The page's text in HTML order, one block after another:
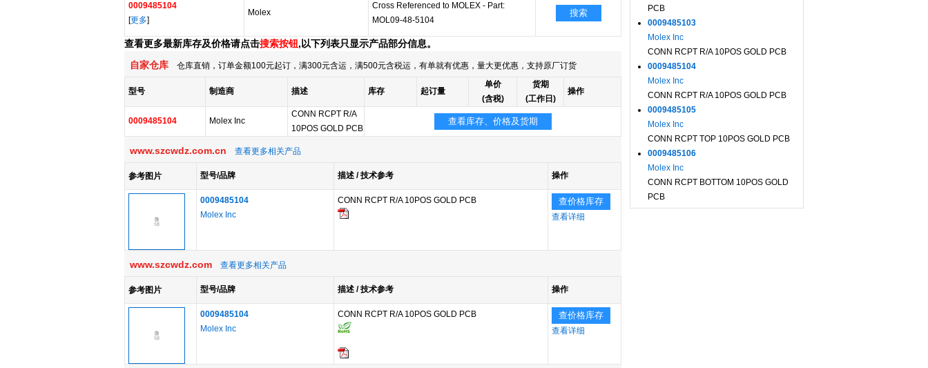
0009485104
[更多]
Molex
Cross Referenced to MOLEX - Part:
MOL09-48-5104
搜索
查看更多最新库存及价格请点击搜索按钮,以下列表只显示产品部分信息。
自家仓库 仓库直销，订单金额100元起订，满300元含运，满500元含税运，有单就有优惠，量大更优惠，支持原厂订货
型号 制造商 描述 库存 起订量
单价
(含税)
货期
(工作日)
操作
0009485104 Molex Inc
CONN RCPT R/A
10POS GOLD PCB
查看库存、价格及货期
www.szcwdz.com.cn 查看更多相关产品
参考图片 型号/品牌 描述 / 技术参考 操作
0009485104
Molex Inc
CONN RCPT R/A 10POS GOLD PCB 查价格库存
查看详细
www.szcwdz.com 查看更多相关产品
参考图片 型号/品牌 描述 / 技术参考 操作
0009485104
Molex Inc
CONN RCPT R/A 10POS GOLD PCB 查价格库存
查看详细
PCB
0009485103
Molex Inc
CONN RCPT R/A 10POS GOLD PCB
0009485104
Molex Inc
CONN RCPT R/A 10POS GOLD PCB
0009485105
Molex Inc
CONN RCPT TOP 10POS GOLD PCB
0009485106
Molex Inc
CONN RCPT BOTTOM 10POS GOLD
PCB